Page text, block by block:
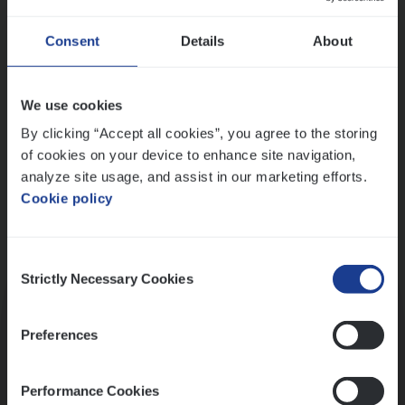
Consent Details About
We use cookies
By clicking “Accept all cookies”, you agree to the storing
of cookies on your device to enhance site navigation,
analyze site usage, and assist in our marketing efforts.
Cookie policy
Selection
Strictly Necessary Cookies
Preferences
Performance Cookies
Ons sollicitatieproces